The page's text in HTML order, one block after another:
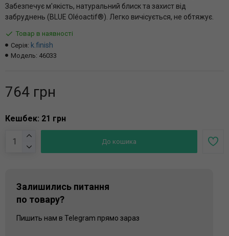
Забезпечує м'якість, натуральний блиск та захист від
забруднень (BLUE Oléoactif®). Легко вичісується, не обтяжує.
764 грн
Кешбек: 21 грн
Товар в наявності
Серія: k.finish
Модель: 46033
До кошика
Залишились питання
по товару?
Пишить нам в Telegram прямо зараз